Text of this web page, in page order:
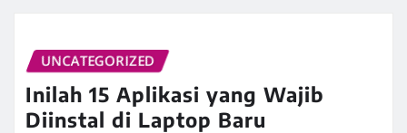
UNCATEGORIZED
Inilah 15 Aplikasi yang Wajib
Diinstal di Laptop Baru